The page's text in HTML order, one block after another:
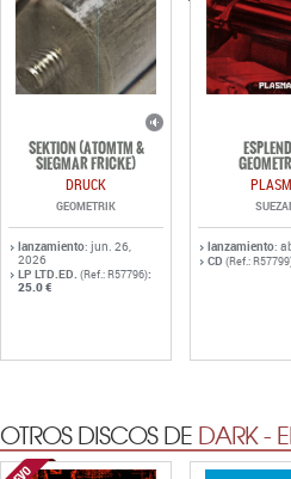
SEKTION (ATOMTM &
SIEGMAR FRICKE)
DRUCK
GEOMETRIK
lanzamiento: jun. 26,
2026
LP LTD.ED. (Ref.: R57796):
25.0 €
lanzamiento:
CD (Ref.:
OTROS DISCOS DE DARK -